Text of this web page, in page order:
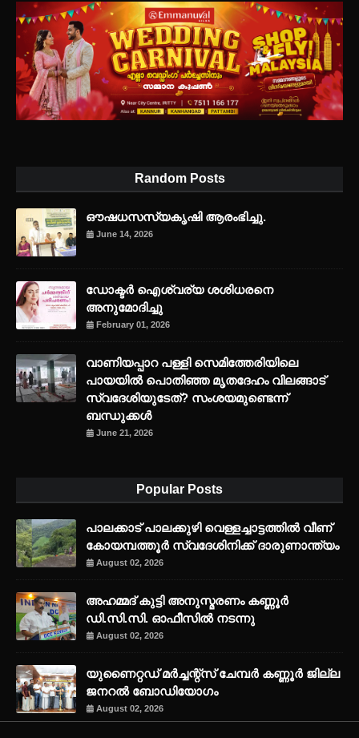
Random Posts
ഔഷധസസ്യകൃഷി ആരംഭിച്ചു.
June 14, 2026
ഡോക്ടർ ഐശ്വര്യ ശശിധരനെ
അനുമോദിച്ചു
February 01, 2026
വാണിയപ്പാറ പള്ളി സെമിത്തേരിയിലെ
പായയിൽ പൊതിഞ്ഞ മൃതദേഹം വിലങ്ങാട്
സ്വദേശിയുടേത്? സംശയമുണ്ടെന്ന്
ബന്ധുക്കൾ
June 21, 2026
Popular Posts
പാലക്കാട് പാലക്കുഴി വെള്ളച്ചാട്ടത്തില്‍ വീണ്
കോയമ്പത്തൂര്‍ സ്വദേശിനിക്ക് ദാരുണാന്ത്യം
August 02, 2026
അഹമ്മദ് കുട്ടി അനുസ്മരണം കണ്ണൂർ
ഡി.സി.സി. ഓഫീസിൽ നടന്നു
August 02, 2026
യുണൈറ്റഡ് മർച്ചന്റ്സ് ചേമ്പർ കണ്ണൂർ ജില്ല
ജനറൽ ബോഡിയോഗം
August 02, 2026